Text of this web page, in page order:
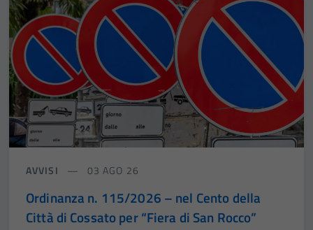
AVVISI 03 AGO 26
Ordinanza n. 115/2026 – nel Cento della
Città di Cossato per “Fiera di San Rocco”